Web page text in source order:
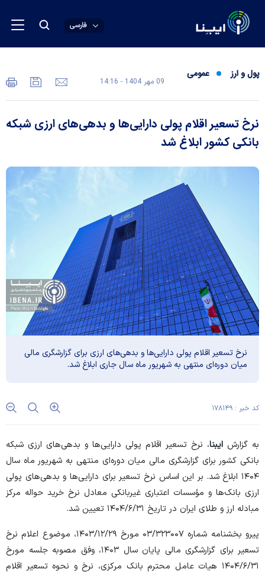
فارسی
پول و ارز عمومی
09 مهر 1404 - 14:16
نرخ تسعیر اقلام پولی دارایی‌ها و بدهی‌های ارزی شبکه
بانکی کشور ابلاغ شد
نرخ تسعیر اقلام پولی دارایی‌ها و بدهی‌های ارزی برای گزارشگری مالی
میان دوره‌ای منتهی به شهریور ماه سال جاری ابلاغ شد.
کد خبر : ۱۷۸۱۴۹
به گزارش ایبنا، نرخ تسعیر اقلام پولی دارایی‌ها و بدهی‌های ارزی شبکه
بانکی کشور برای گزارشگری مالی میان دوره‌ای منتهی به شهریور ماه سال
۱۴۰۴ ابلاغ شد. بر این اساس نرخ تسعیر برای دارایی‌ها و بدهی‌های پولی
ارزی بانک‌ها و مؤسسات اعتباری غیربانکی معادل نرخ خرید حواله مرکز
مبادله ارز و طلای ایران در تاریخ ۳۱‏‏‏‏‏/۶‏‏‏‏‏/۱۴۰۴ تعیین شد.
پیرو بخشنامه شماره ۳۲۳۰۰۷‏/۰۳ مورخ ۲۹‏/۱۲‏/۱۴۰۳، موضوع اعلام نرخ
تسعیر برای گزارشگری مالی پایان سال ۱۴۰۳، وفق مصوبه جلسه مورخ
۳۱‏/۶‏/۱۴۰۴ هیات عامل محترم بانک مرکزی، نرخ و نحوه تسعیر اقلام